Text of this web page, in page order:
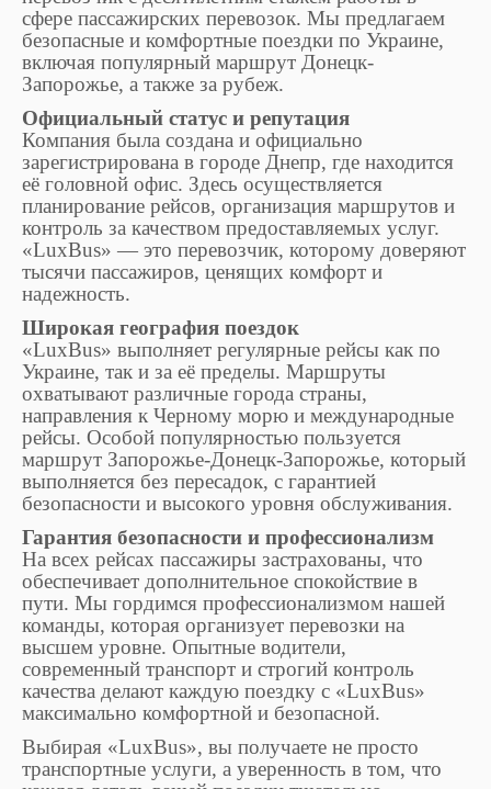
сфере пассажирских перевозок. Мы предлагаем
безопасные и комфортные поездки по Украине,
включая популярный маршрут Донецк-
Запорожье, а также за рубеж.
Официальный статус и репутация
Компания была создана и официально
зарегистрирована в городе Днепр, где находится
её головной офис. Здесь осуществляется
планирование рейсов, организация маршрутов и
контроль за качеством предоставляемых услуг.
«LuxBus» — это перевозчик, которому доверяют
тысячи пассажиров, ценящих комфорт и
надежность.
Широкая география поездок
«LuxBus» выполняет регулярные рейсы как по
Украине, так и за её пределы. Маршруты
охватывают различные города страны,
направления к Черному морю и международные
рейсы. Особой популярностью пользуется
маршрут Запорожье-Донецк-Запорожье, который
выполняется без пересадок, с гарантией
безопасности и высокого уровня обслуживания.
Гарантия безопасности и профессионализм
На всех рейсах пассажиры застрахованы, что
обеспечивает дополнительное спокойствие в
пути. Мы гордимся профессионализмом нашей
команды, которая организует перевозки на
высшем уровне. Опытные водители,
современный транспорт и строгий контроль
качества делают каждую поездку с «LuxBus»
максимально комфортной и безопасной.
Выбирая «LuxBus», вы получаете не просто
транспортные услуги, а уверенность в том, что